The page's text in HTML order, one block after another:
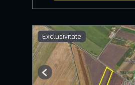
Exclusivitate
Previous